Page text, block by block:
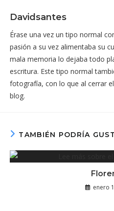
Davidsantes
Érase una vez un tipo normal
pasión a su vez alimentaba su
mala memoria lo dejaba todo
escritura. Este tipo normal
fotografía, con lo que al cerrar
blog.
TAMBIÉN PODRÍA
enero